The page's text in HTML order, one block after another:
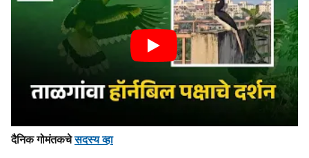
दैनिक गोमंतकचेसदस्य व्हा